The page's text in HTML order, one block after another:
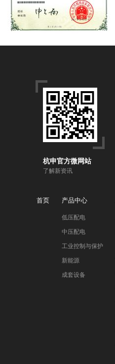
杭申官方微网站
了解新资讯
首页 产品中心
低压配电
中压配电
工业控制与保护
新能源
成套设备